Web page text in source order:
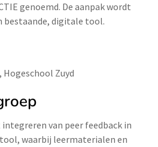
genoemd. De aanpak wordt
bestaande, digitale tool.
Zuyd
van peer feedback in
waarbij leermaterialen en